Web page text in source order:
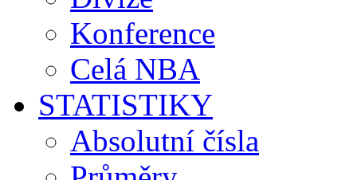
Konference
Celá NBA
STATISTIKY
Absolutní čísla